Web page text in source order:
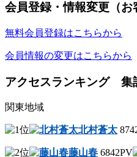
会員登録・情報変更（お
無料会員登録はこちらから
会員情報の変更はこちらから
アクセスランキング 集
関東地域
北村蒼太
藤山春 6842PV